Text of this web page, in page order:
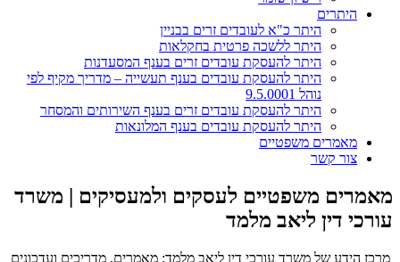
היתרים
היתר כ"א לעובדים זרים בבניין
היתר ללשכה פרטית בחקלאות
היתר להעסקת עובדים זרים בענף המסעדנות
היתר להעסקת עובדים בענף תעשייה – מדריך מקיף לפי
נוהל 9.5.0001
היתר להעסקת עובדים זרים בענף השירותים והמסחר
היתר להעסקת עובדים בענף המלונאות
מאמרים משפטיים
צור קשר
מאמרים משפטיים לעסקים ולמעסיקים | משרד
עורכי דין ליאב מלמד
מרכז הידע של משרד עורכי דין ליאב מלמד: מאמרים, מדריכים ועדכונים